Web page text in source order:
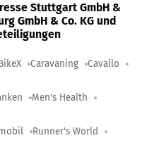
Stuttgart GmbH &
GmbH & Co. KG und
Caravaning Cavallo
Men's Health
Runner's World